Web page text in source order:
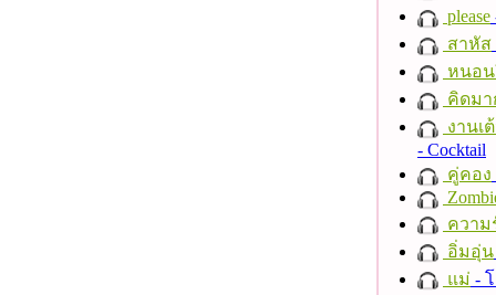
please
สาหัส
หนอน
คิดมา
งานเ
- Cocktail
คู่คอง
ความ
อิ่มอุ่น
แม่ -